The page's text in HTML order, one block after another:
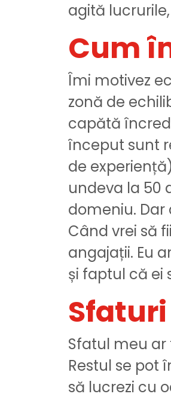
agită
Cum
Îmi motivez
zonă de
capătă
început sunt
de
undeva la 50
domeniu.
Când vrei să
angajații. Eu
și faptul că
Sfatul meu ar
Restul se pot
să lucrezi cu